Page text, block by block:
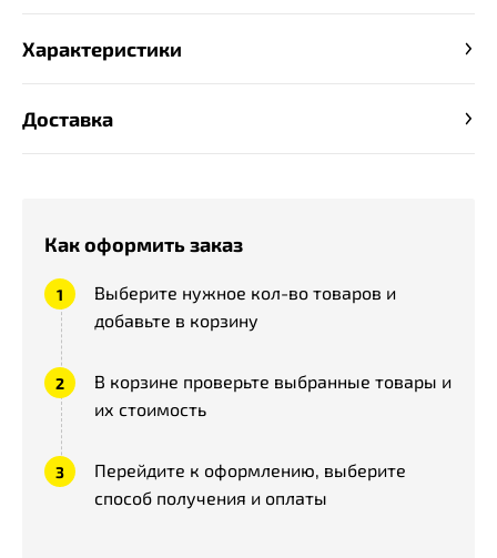
Как оформить заказ
Выберите нужное кол-во товаров и
добавьте в корзину
В корзине проверьте выбранные товары и
их стоимость
Перейдите к оформлению, выберите
способ получения и оплаты
Характеристики
Доставка